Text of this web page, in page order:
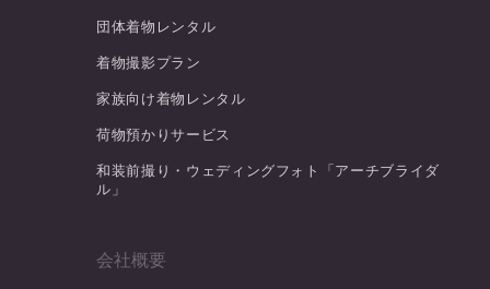
団体着物レンタル
着物撮影プラン
家族向け着物レンタル
荷物預かりサービス
和装前撮り・ウェディングフォト「アーチブライダ
ル」
会社概要